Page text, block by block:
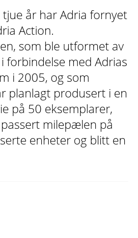
år har Adria fornyet
Action.
som ble utformet av
forbindelse med Adrias
i 2005, og som
planlagt produsert i en
på 50 eksemplarer,
milepælen på
enheter og blitt en